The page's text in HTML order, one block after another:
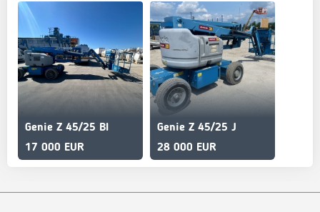
Genie Z 45/25 BI
17 000 EUR
Genie Z 45/25 J
28 000 EUR